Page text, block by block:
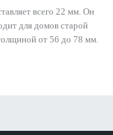
всего 22 мм. Он
для домов старой
от 56 до 78 мм.